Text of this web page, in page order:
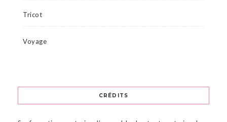
Tricot
Voyage
CRÉDITS